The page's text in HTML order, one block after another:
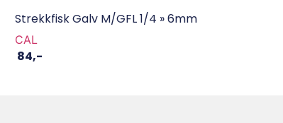
Strekkfisk Galv M/GFL 1/4 » 6mm
CAL
84,-